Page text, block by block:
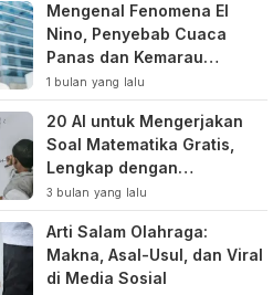
Mengenal Fenomena El
Nino, Penyebab Cuaca
Panas dan Kemarau
Panjang
1 bulan yang lalu
20 AI untuk Mengerjakan
Soal Matematika Gratis,
Lengkap dengan
Pembahasan
3 bulan yang lalu
Arti Salam Olahraga:
Makna, Asal-Usul, dan Viral
di Media Sosial